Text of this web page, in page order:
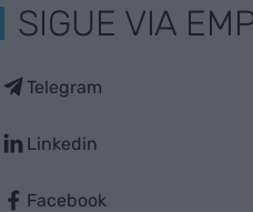
SIGUE VIA
Telegram
Linkedin
Facebook